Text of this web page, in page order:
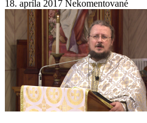
18. apríla 2017 Nekomentované